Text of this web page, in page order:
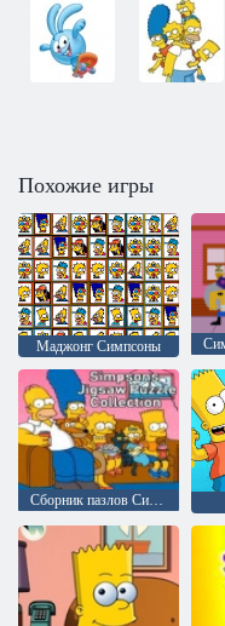
Похожие игры
Маджонг Симпсоны
Сборник пазлов Симпсоны